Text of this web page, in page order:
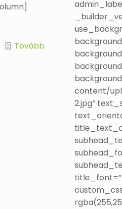
Tovább
content/
2.jpg”